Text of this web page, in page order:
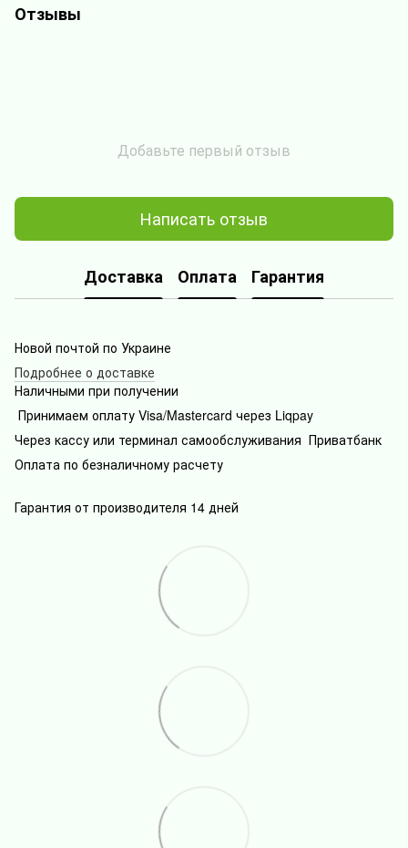
Отзывы
Добавьте первый отзыв
Написать отзыв
Доставка Оплата Гарантия
Новой почтой по Украине
Подробнее о доставке
Наличными при получении
Принимаем оплату Visa/Mastercard через Liqpay
Через кассу или терминал самообслуживания Приватбанк
Оплата по безналичному расчету
Гарантия от производителя 14 дней